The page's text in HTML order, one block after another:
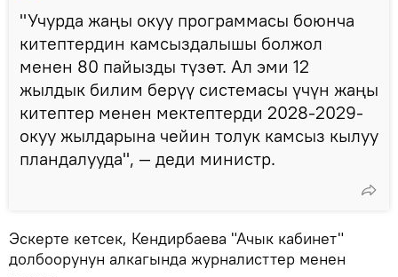
"Учурда жаңы окуу программасы боюнча
китептердин камсыздалышы болжол
менен 80 пайызды түзөт. Ал эми 12
жылдык билим берүү системасы үчүн жаңы
китептер менен мектептерди 2028-2029-
окуу жылдарына чейин толук камсыз кылуу
пландалууда", — деди министр.
Эскерте кетсек, Кендирбаева "Ачык кабинет"
долбоорунун алкагында журналисттер менен